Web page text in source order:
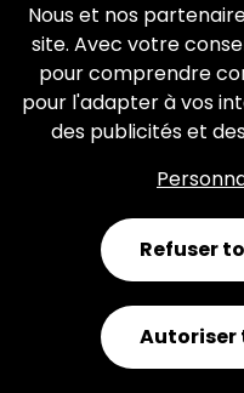
Wavre | BE
:
Nous et nos
site. Avec votre
pour comprendre
pour l'adapter à vos
des publicités et
Refuser
Autoriser